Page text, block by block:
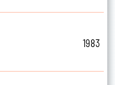
1983